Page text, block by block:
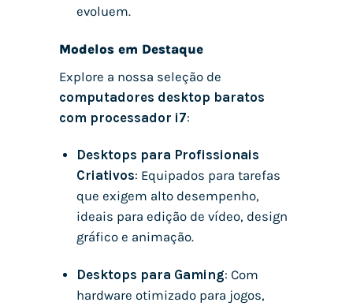
evoluem.
Modelos em Destaque
Explore a nossa seleção de
computadores desktop baratos
com processador i7:
Desktops para Profissionais
Criativos: Equipados para tarefas
que exigem alto desempenho,
ideais para edição de vídeo, design
gráfico e animação.
Desktops para Gaming: Com
hardware otimizado para jogos,